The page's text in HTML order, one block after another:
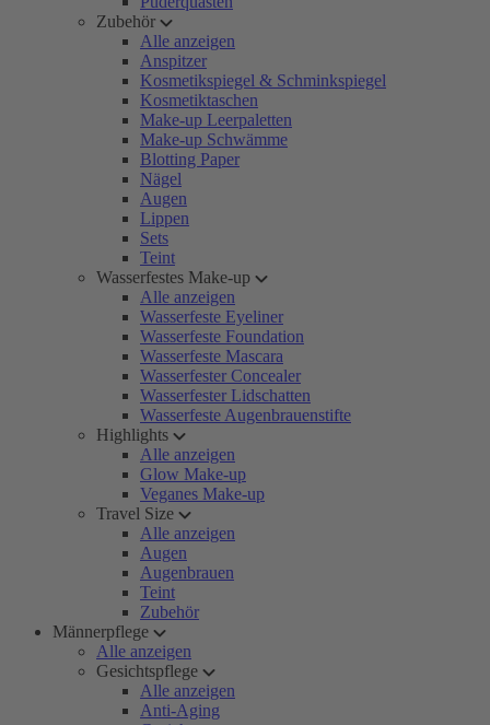
Zubehör
Alle anzeigen
Anspitzer
Kosmetikspiegel & Schminkspiegel
Kosmetiktaschen
Make-up Leerpaletten
Make-up Schwämme
Blotting Paper
Nägel
Augen
Lippen
Sets
Teint
Wasserfestes Make-up
Alle anzeigen
Wasserfeste Eyeliner
Wasserfeste Foundation
Wasserfeste Mascara
Wasserfester Concealer
Wasserfester Lidschatten
Wasserfeste Augenbrauenstifte
Highlights
Alle anzeigen
Glow Make-up
Veganes Make-up
Travel Size
Alle anzeigen
Augen
Augenbrauen
Teint
Zubehör
Männerpflege
Alle anzeigen
Gesichtspflege
Alle anzeigen
Anti-Aging